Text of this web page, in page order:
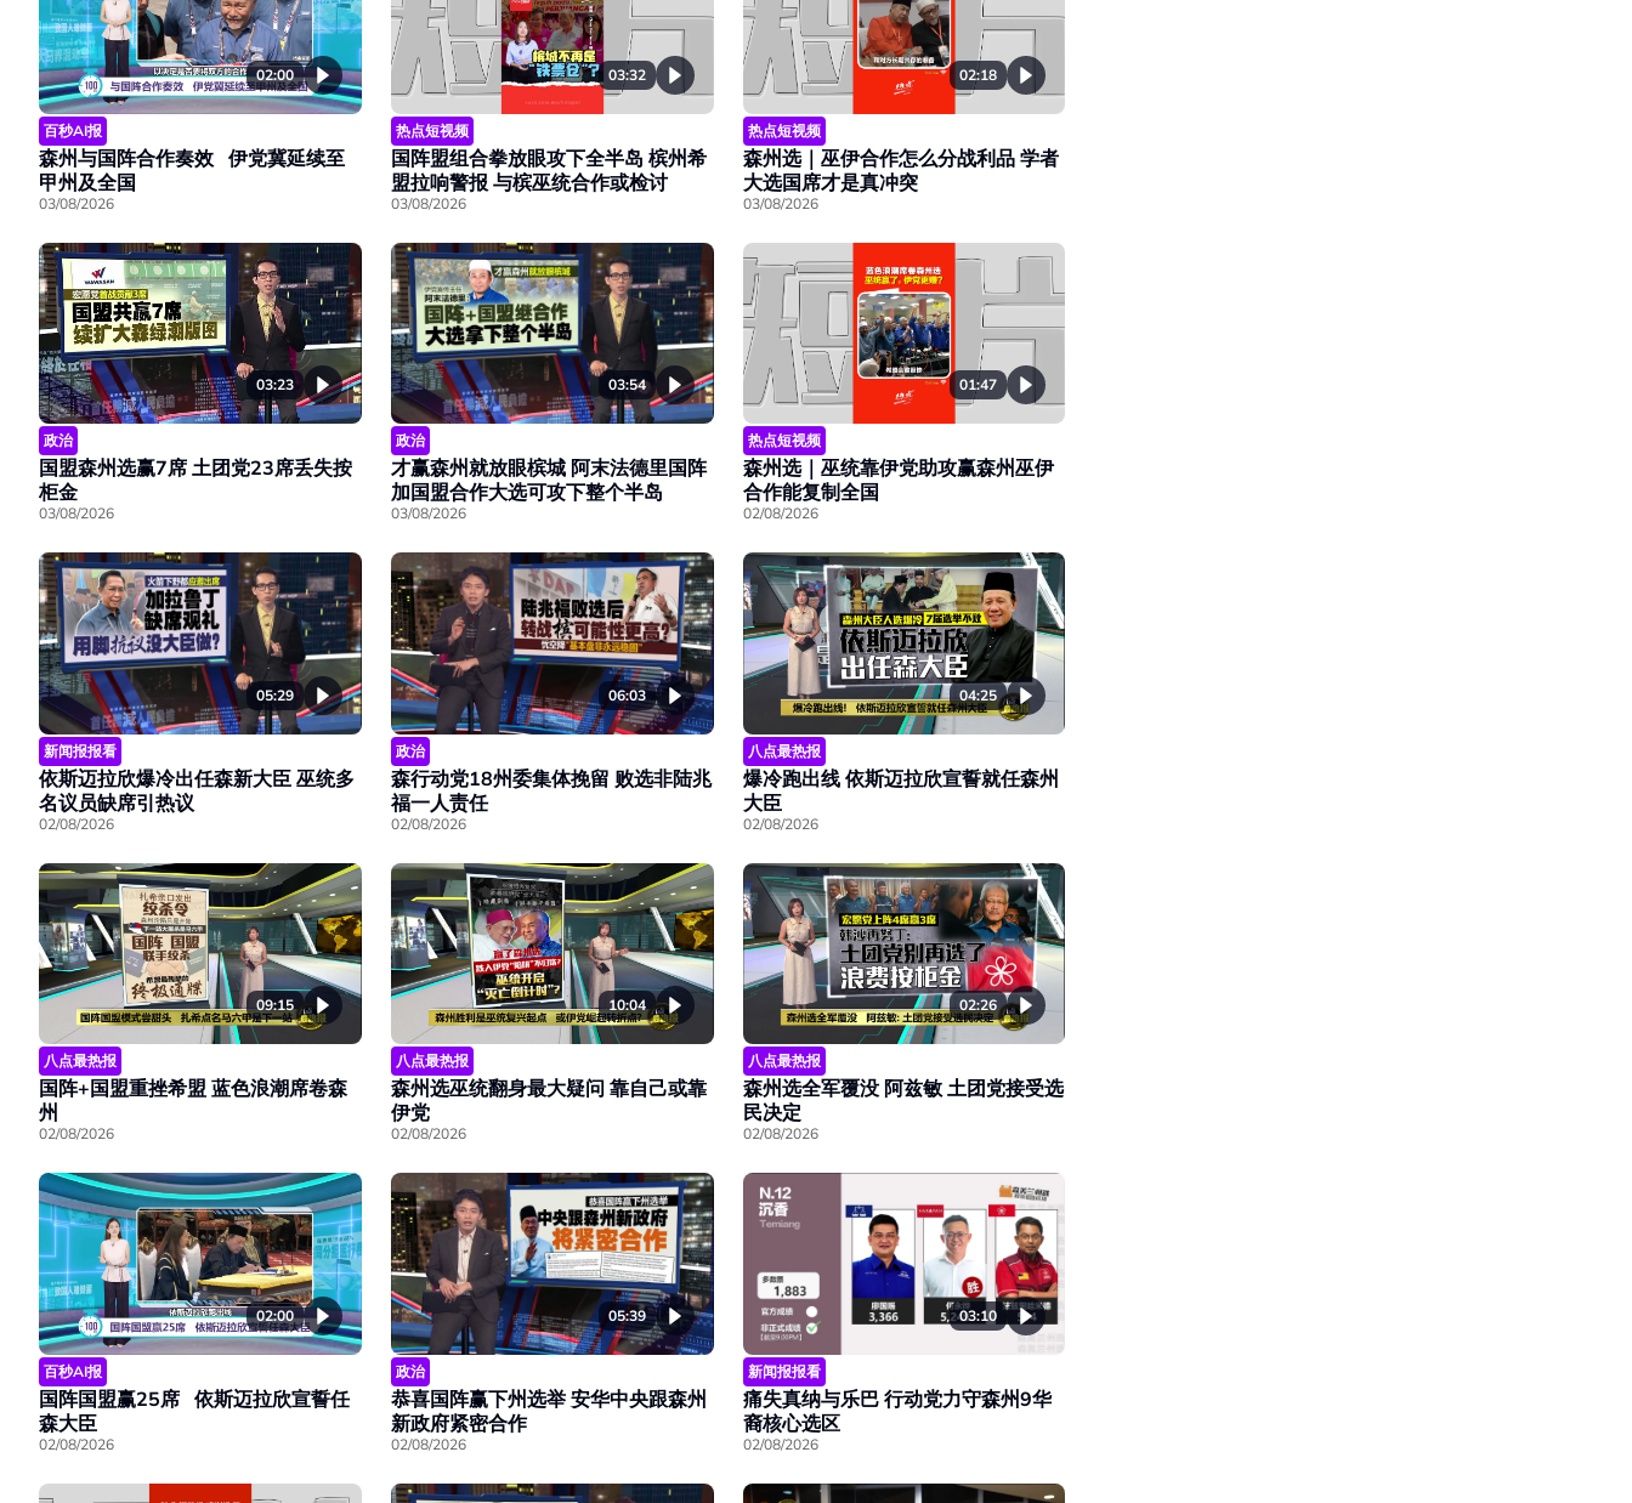
02:00
百秒AI报
森州与国阵合作奏效 伊党冀延续至
甲州及全国
03/08/2026
03:32
热点短视频
国阵盟组合拳放眼攻下全半岛 槟州希
盟拉响警报 与槟巫统合作或检讨
03/08/2026
02:18
热点短视频
森州选｜巫伊合作怎么分战利品 学者
大选国席才是真冲突
03/08/2026
03:23
政治
国盟森州选赢7席 土团党23席丢失按
柜金
03/08/2026
03:54
政治
才赢森州就放眼槟城 阿末法德里国阵
加国盟合作大选可攻下整个半岛
03/08/2026
01:47
热点短视频
森州选｜巫统靠伊党助攻赢森州巫伊
合作能复制全国
02/08/2026
05:29
新闻报报看
依斯迈拉欣爆冷出任森新大臣 巫统多
名议员缺席引热议
02/08/2026
06:03
政治
森行动党18州委集体挽留 败选非陆兆
福一人责任
02/08/2026
04:25
八点最热报
爆冷跑出线 依斯迈拉欣宣誓就任森州
大臣
02/08/2026
09:15
八点最热报
国阵+国盟重挫希盟 蓝色浪潮席卷森
州
02/08/2026
10:04
八点最热报
森州选巫统翻身最大疑问 靠自己或靠
伊党
02/08/2026
02:26
八点最热报
森州选全军覆没 阿兹敏 土团党接受选
民决定
02/08/2026
02:00
百秒AI报
国阵国盟赢25席 依斯迈拉欣宣誓任
森大臣
02/08/2026
05:39
政治
恭喜国阵赢下州选举 安华中央跟森州
新政府紧密合作
02/08/2026
03:10
新闻报报看
痛失真纳与乐巴 行动党力守森州9华
裔核心选区
02/08/2026